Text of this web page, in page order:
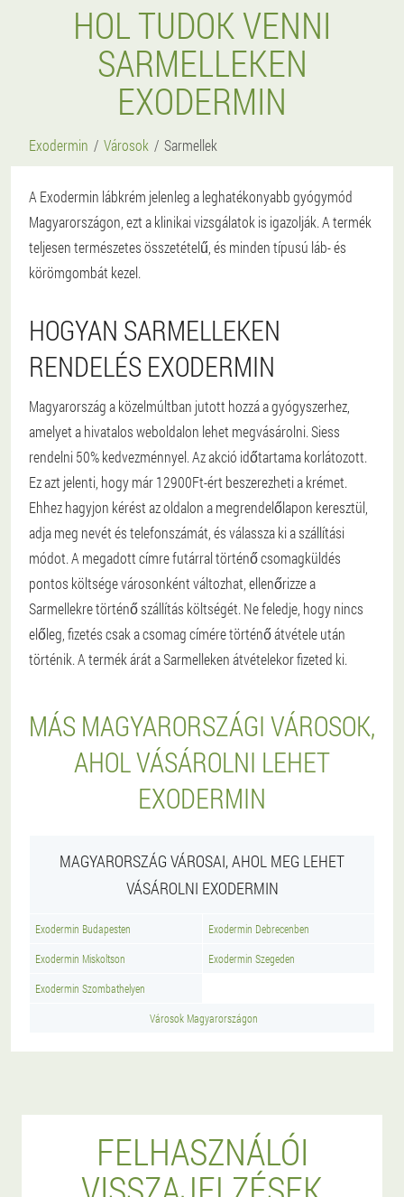
HOL TUDOK VENNI
SARMELLEKEN
EXODERMIN
Exodermin Városok Sarmellek
A Exodermin lábkrém jelenleg a leghatékonyabb gyógymód
Magyarországon, ezt a klinikai vizsgálatok is igazolják. A termék
teljesen természetes összetételű, és minden típusú láb- és
körömgombát kezel.
HOGYAN SARMELLEKEN
RENDELÉS EXODERMIN
Magyarország a közelmúltban jutott hozzá a gyógyszerhez,
amelyet a hivatalos weboldalon lehet megvásárolni. Siess
rendelni 50% kedvezménnyel. Az akció időtartama korlátozott.
Ez azt jelenti, hogy már 12900Ft-ért beszerezheti a krémet.
Ehhez hagyjon kérést az oldalon a megrendelőlapon keresztül,
adja meg nevét és telefonszámát, és válassza ki a szállítási
módot. A megadott címre futárral történő csomagküldés
pontos költsége városonként változhat, ellenőrizze a
Sarmellekre történő szállítás költségét. Ne feledje, hogy nincs
előleg, fizetés csak a csomag címére történő átvétele után
történik. A termék árát a Sarmelleken átvételekor fizeted ki.
MÁS MAGYARORSZÁGI VÁROSOK,
AHOL VÁSÁROLNI LEHET
EXODERMIN
MAGYARORSZÁG VÁROSAI, AHOL MEG LEHET
VÁSÁROLNI EXODERMIN
Exodermin Budapesten Exodermin Debrecenben
Exodermin Miskoltson Exodermin Szegeden
Exodermin Szombathelyen
Városok Magyarországon
FELHASZNÁLÓI